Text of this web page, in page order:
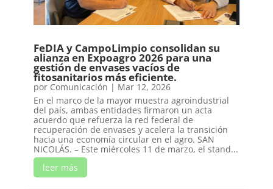
FeDIA y CampoLimpio consolidan su
alianza en Expoagro 2026 para una
gestión de envases vacíos de
fitosanitarios más eficiente.
por Comunicación | Mar 12, 2026
En el marco de la mayor muestra agroindustrial
del país, ambas entidades firmaron un acta
acuerdo que refuerza la red federal de
recuperación de envases y acelera la transición
hacia una economía circular en el agro. SAN
NICOLÁS. – Este miércoles 11 de marzo, el stand...
leer más